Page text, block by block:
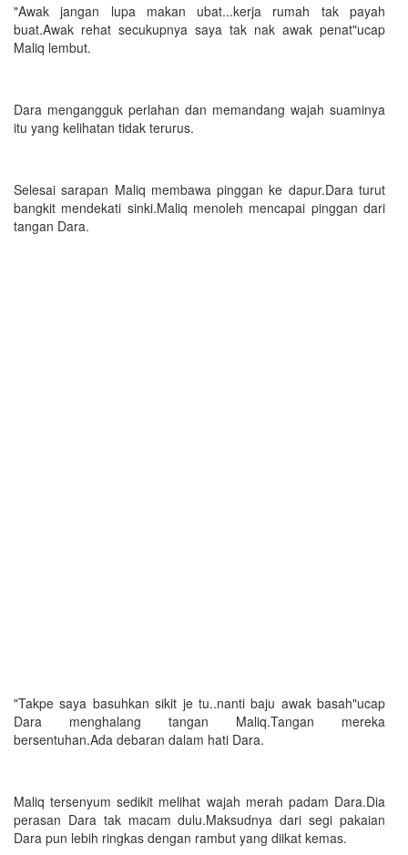
"Awak jangan lupa makan ubat...kerja rumah tak payah
buat.Awak rehat secukupnya saya tak nak awak penat"ucap
Maliq lembut.
Dara mengangguk perlahan dan memandang wajah suaminya
itu yang kelihatan tidak terurus.
Selesai sarapan Maliq membawa pinggan ke dapur.Dara turut
bangkit mendekati sinki.Maliq menoleh mencapai pinggan dari
tangan Dara.
"Takpe saya basuhkan sikit je tu..nanti baju awak basah"ucap
Dara menghalang tangan Maliq.Tangan mereka
bersentuhan.Ada debaran dalam hati Dara.
Maliq tersenyum sedikit melihat wajah merah padam Dara.Dia
perasan Dara tak macam dulu.Maksudnya dari segi pakaian
Dara pun lebih ringkas dengan rambut yang diikat kemas.